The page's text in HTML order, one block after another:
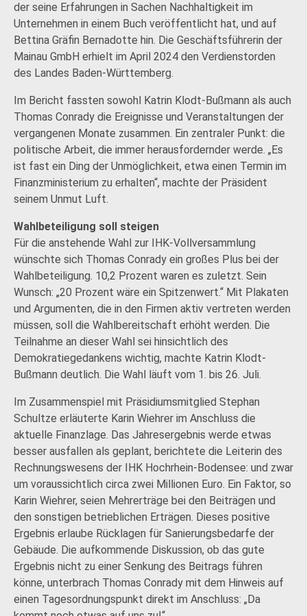
der seine Erfahrungen in Sachen Nachhaltigkeit im
Unternehmen in einem Buch veröffentlicht hat, und auf
Bettina Gräfin Bernadotte hin. Die Geschäftsführerin der
Mainau GmbH erhielt im April 2024 den Verdienstorden
des Landes Baden-Württemberg.
Im Bericht fassten sowohl Katrin Klodt-Bußmann als auch
Thomas Conrady die Ereignisse und Veranstaltungen der
vergangenen Monate zusammen. Ein zentraler Punkt: die
politische Arbeit, die immer herausfordernder werde. „Es
ist fast ein Ding der Unmöglichkeit, etwa einen Termin im
Finanzministerium zu erhalten“, machte der Präsident
seinem Unmut Luft.
Wahlbeteiligung soll steigen
Für die anstehende Wahl zur IHK-Vollversammlung
wünschte sich Thomas Conrady ein großes Plus bei der
Wahlbeteiligung. 10,2 Prozent waren es zuletzt. Sein
Wunsch: „20 Prozent wäre ein Spitzenwert.“ Mit Plakaten
und Argumenten, die in den Firmen aktiv vertreten werden
müssen, soll die Wahlbereitschaft erhöht werden. Die
Teilnahme an dieser Wahl sei hinsichtlich des
Demokratiegedankens wichtig, machte Katrin Klodt-
Bußmann deutlich. Die Wahl läuft vom 1. bis 26. Juli.
Im Zusammenspiel mit Präsidiumsmitglied Stephan
Schultze erläuterte Karin Wiehrer im Anschluss die
aktuelle Finanzlage. Das Jahresergebnis werde etwas
besser ausfallen als geplant, berichtete die Leiterin des
Rechnungswesens der IHK Hochrhein-Bodensee: und zwar
um voraussichtlich circa zwei Millionen Euro. Ein Faktor, so
Karin Wiehrer, seien Mehrerträge bei den Beiträgen und
den sonstigen betrieblichen Erträgen. Dieses positive
Ergebnis erlaube Rücklagen für Sanierungsbedarfe der
Gebäude. Die aufkommende Diskussion, ob das gute
Ergebnis nicht zu einer Senkung des Beitrags führen
könne, unterbrach Thomas Conrady mit dem Hinweis auf
einen Tagesordnungspunkt direkt im Anschluss: „Da